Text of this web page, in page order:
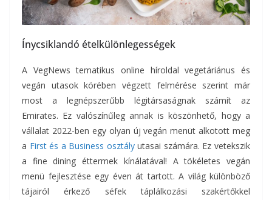
Ínycsiklandó ételkülönlegességek
A VegNews tematikus online híroldal vegetáriánus és
vegán utasok körében végzett felmérése szerint már
most a legnépszerűbb légitársaságnak számít az
Emirates. Ez valószínűleg annak is köszönhető, hogy a
vállalat 2022-ben egy olyan új vegán menüt alkotott meg
a First és a Business osztályutasai számára. Ez vetekszik
a fine dining éttermek kínálatával! A tökéletes vegán
menü fejlesztése egy éven át tartott. A világ különböző
tájairól érkező séfek táplálkozási szakértőkkel